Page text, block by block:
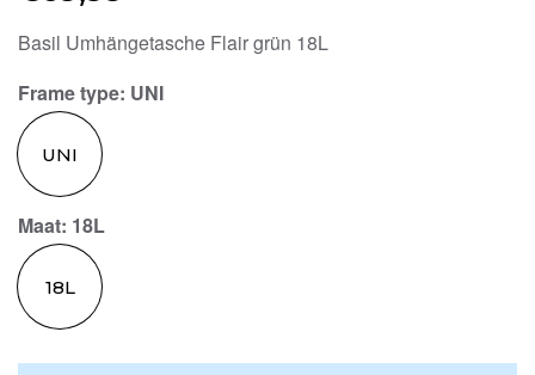
Basil Umhängetasche Flair grün 18L
Frame type: UNI
UNI
Maat: 18L
18L